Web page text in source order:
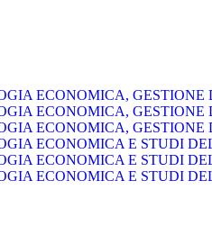
ECONOMICA,
ECONOMICA,
ECONOMICA,
ECONOMICA E STUDI
ECONOMICA E STUDI
ECONOMICA E STUDI